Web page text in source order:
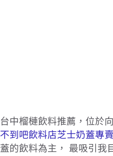
台中榴槤飲料推薦，位於
不到吧飲料店芝士奶蓋專賣
蓋的飲料為主， 最吸引我